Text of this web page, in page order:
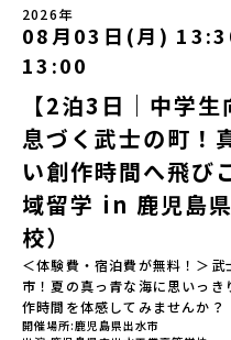
ら抽選の上、締め切り日から1
ただいたメールアドレス宛に「
ます。当選者は、メールに記載
以内に回答いただき、確認フォ
ていただきます。当選確認フ
い場合は、当選を取り消しと
あった場合は、繰り上げ当選
メールアドレスの変更をご希
LINEよりご連絡をお願いしま
知メールをお受け取りいただ
「@miratabi.jp」からのメー
します。※結果に関する個別の
ので、ご了承ください。・お申
限りです。PC・スマートフォ
変更はできません。お申込時
注意ください。・宿泊について
「みんなでBBQディナー」 -
たちと交流＜3日目＞（AM）「
ルドワーク」「3日間の振り
「ランチ/お土産タイム」（PM
空港には15：00頃に到着予定
てプログラムを変更する場合
北海道平取町（びらとりちょ
日(月祝)※参加が確定した方
「参加者向け事前オンライン
加をお願いします。【集合場
空港※12：00までに新千歳空
散場所・時間】7月20日(祝月)
に新千歳空港を出発する便で手
学3年生【宿泊先】ゲストハウ
ッド（1室2～4名）で宿泊いた
行代金に含まれる費用のうち、
です。どんな困難な状況にも真
夢を追って挑戦し続ける姿勢や
の夢を抱いて熱中した「砂金掘
拓いてきた農業や漁業の歴史な
はない風土が存在します。大
ツが現在、「北海道の小さな
へと繋がっています。 「宇宙
国内外の宇宙関連企業が集ま
整備が進められています。 こ
よる日本初のロケット打ち上げ
のロケット発射場の適地として
を集めています 今回は、そん
ンティアスピリッツに触れるア
ットまで本物の現場を体感し
につかって楽しむことができ
「町のぜんぶが教科書」！大樹
2026年
08月03日(月)
13:00
【2泊3日｜中学
息づく武士の町！
い創作時間へ飛び
域留学 in 鹿児島
校）
＜体験費・宿泊費が無料！＞
市！夏の真っ青な海に思いっ
作時間を体感してみませんか
る。いつか留学してみたい！」
開催場所 鹿児島県出水市